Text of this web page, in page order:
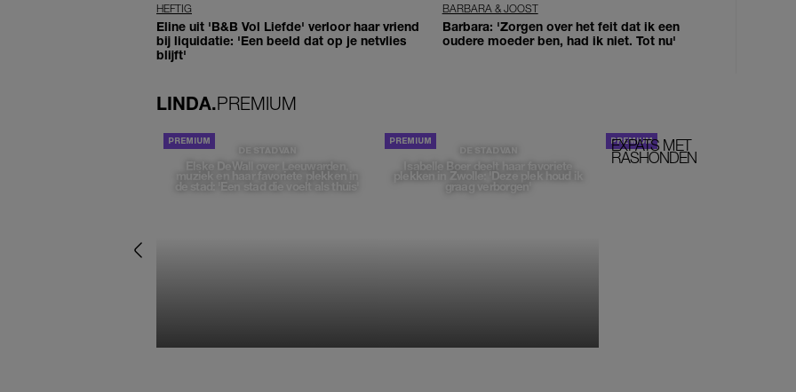
HEFTIG
Eline uit 'B&B Vol Liefde' verloor haar vriend
bij liquidatie: 'Een beeld dat op je netvlies
blijft'
BARBARA & JOOST
Barbara: 'Zorgen over het feit dat ik een
oudere moeder ben, had ik niet. Tot nu'
LINDA.PREMIUM
DE STAD VAN
Elske DeWall over Leeuwarden,
muziek en haar favoriete plekken in
de stad: 'Een stad die voelt als thuis'
DE STAD VAN
Isabelle Boer deelt haar favoriete
plekken in Zwolle: 'Deze plek houd ik
graag verborgen'
EXPATS MET
RASHONDEN